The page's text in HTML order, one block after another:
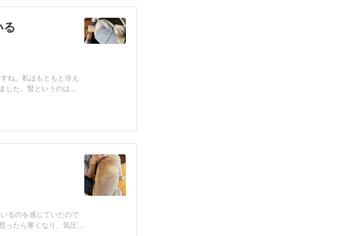
ね。私はもともと冷え
た。腎というのは...
るのを感じていたので
ったら寒くなり、気圧